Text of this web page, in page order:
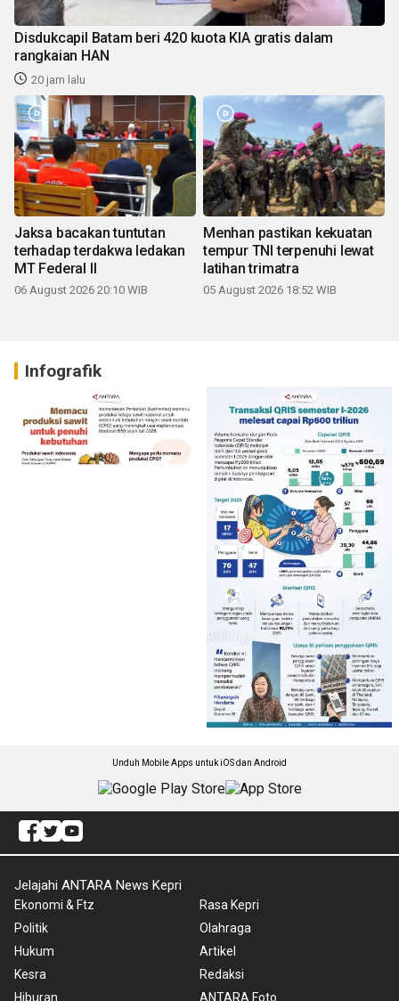
Disdukcapil Batam beri 420 kuota KIA gratis dalam
rangkaian HAN
20 jam lalu
Jaksa bacakan tuntutan
terhadap terdakwa ledakan
MT Federal II
06 August 2026 20:10 WIB
Menhan pastikan kekuatan
tempur TNI terpenuhi lewat
latihan trimatra
05 August 2026 18:52 WIB
Infografik
Unduh Mobile Apps untuk iOS dan Android
Jelajahi ANTARA News Kepri
Ekonomi & Ftz
Politik
Hukum
Kesra
Hiburan
Rasa Kepri
Olahraga
Artikel
Redaksi
ANTARA Foto